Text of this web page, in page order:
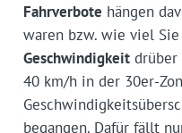
Fahrverbote hängen
waren bzw. wie viel Sie
Geschwindigkeitdrüber
40 km/h in der 30er-
begangen. Dafür fällt